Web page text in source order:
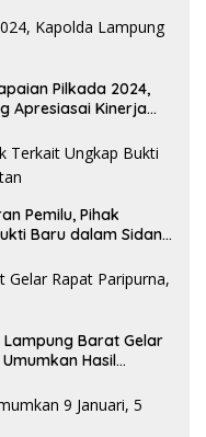
Pilkada 2024,
Apresiasai Kinerja
Pemilu, Pihak
Baru dalam Sidang
Lampung Barat Gelar
Hasil